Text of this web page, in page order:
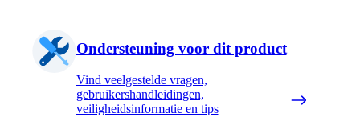
Ondersteuning voor dit product
Vind veelgestelde vragen,
gebruikershandleidingen,
veiligheidsinformatie en tips